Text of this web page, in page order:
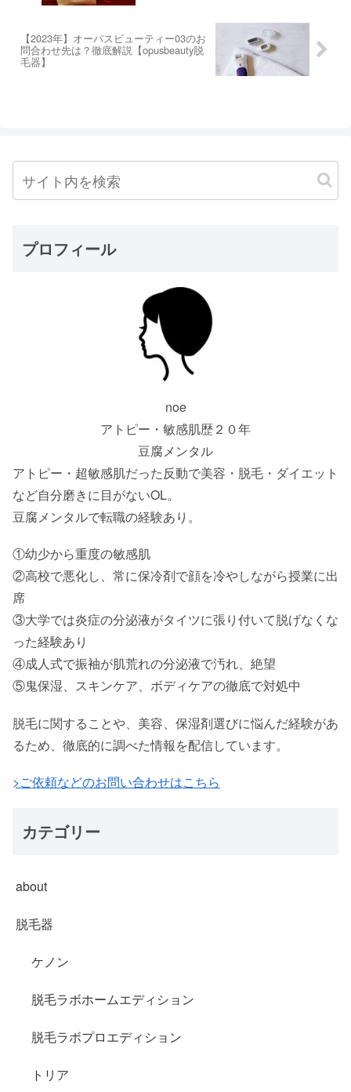
【2023年】オーパスビューティー03のお
問合わせ先は？徹底解説【opusbeauty脱
毛器】
プロフィール
noe
アトピー・敏感肌歴２０年
豆腐メンタル
アトピー・超敏感肌だった反動で美容・脱毛・ダイエット
など自分磨きに目がないOL。
豆腐メンタルで転職の経験あり。
①幼少から重度の敏感肌
②高校で悪化し、常に保冷剤で顔を冷やしながら授業に出
席
③大学では炎症の分泌液がタイツに張り付いて脱げなくな
った経験あり
④成人式で振袖が肌荒れの分泌液で汚れ、絶望
⑤鬼保湿、スキンケア、ボディケアの徹底で対処中
脱毛に関することや、美容、保湿剤選びに悩んだ経験があ
るため、徹底的に調べた情報を配信しています。
>ご依頼などのお問い合わせはこちら
カテゴリー
about
脱毛器
ケノン
脱毛ラボホームエディション
脱毛ラボプロエディション
トリア